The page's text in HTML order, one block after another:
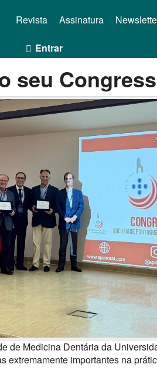
Revista Assinatura
Entrar
seu
de Medicina Dentária da
extremamente importantes na